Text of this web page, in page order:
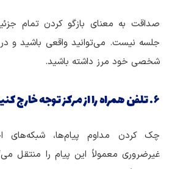
صداقت به معنای بازگو کردن تمام
جلسه نیست. می‌توانید واقعی باشید و
شخصی خود مرز داشته باشید.
۶. تلفن همراه را از مرکز توجه خارج کنید
چک کردن مداوم پیام‌ها، شبکه‌های
غیرضروری معمولاً این پیام را منتقل